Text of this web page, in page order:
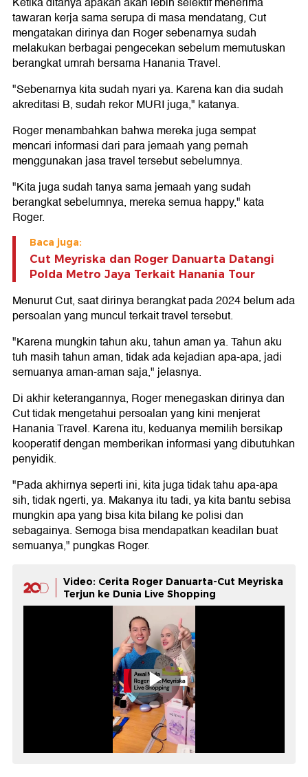
tawaran kerja sama serupa di masa mendatang, Cut
mengatakan dirinya dan Roger sebenarnya sudah
melakukan berbagai pengecekan sebelum memutuskan
berangkat umrah bersama Hanania Travel.
"Sebenarnya kita sudah nyari ya. Karena kan dia sudah
akreditasi B, sudah rekor MURI juga," katanya.
Roger menambahkan bahwa mereka juga sempat
mencari informasi dari para jemaah yang pernah
menggunakan jasa travel tersebut sebelumnya.
"Kita juga sudah tanya sama jemaah yang sudah
berangkat sebelumnya, mereka semua happy," kata
Roger.
Baca juga:
Cut Meyriska dan Roger Danuarta Datangi
Polda Metro Jaya Terkait Hanania Tour
Menurut Cut, saat dirinya berangkat pada 2024 belum ada
persoalan yang muncul terkait travel tersebut.
"Karena mungkin tahun aku, tahun aman ya. Tahun aku
tuh masih tahun aman, tidak ada kejadian apa-apa, jadi
semuanya aman-aman saja," jelasnya.
Di akhir keterangannya, Roger menegaskan dirinya dan
Cut tidak mengetahui persoalan yang kini menjerat
Hanania Travel. Karena itu, keduanya memilih bersikap
kooperatif dengan memberikan informasi yang dibutuhkan
penyidik.
"Pada akhirnya seperti ini, kita juga tidak tahu apa-apa
sih, tidak ngerti, ya. Makanya itu tadi, ya kita bantu sebisa
mungkin apa yang bisa kita bilang ke polisi dan
sebagainya. Semoga bisa mendapatkan keadilan buat
semuanya," pungkas Roger.
Video: Cerita Roger Danuarta-Cut Meyriska
Terjun ke Dunia Live Shopping